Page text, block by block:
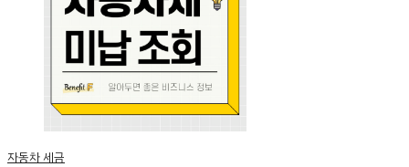
자동차 세금